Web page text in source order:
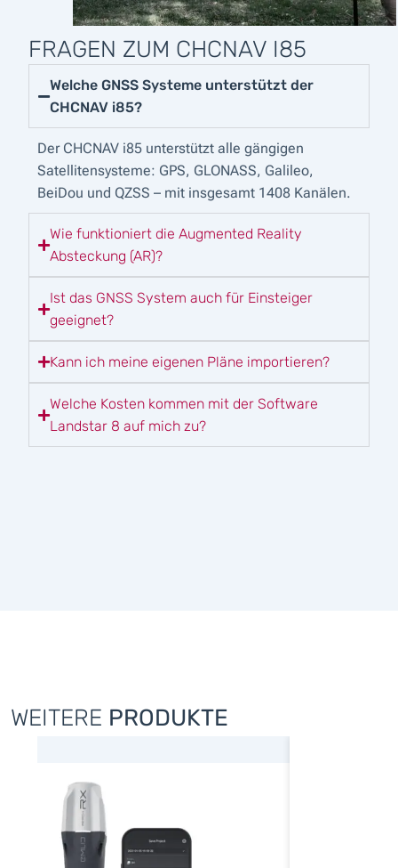
FRAGEN ZUM CHCNAV I85
Welche GNSS Systeme unterstützt der
CHCNAV i85?
Der CHCNAV i85 unterstützt alle gängigen
Satellitensysteme: GPS, GLONASS, Galileo,
BeiDou und QZSS – mit insgesamt 1408 Kanälen.
Wie funktioniert die Augmented Reality
Absteckung (AR)?
Ist das GNSS System auch für Einsteiger
geeignet?
Kann ich meine eigenen Pläne importieren?
Welche Kosten kommen mit der Software
Landstar 8 auf mich zu?
WEITERE PRODUKTE